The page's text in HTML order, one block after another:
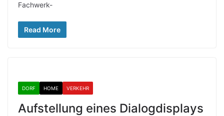
Fachwerk-
Read More
DORF HOME VERKEHR
Aufstellung eines Dialogdisplays